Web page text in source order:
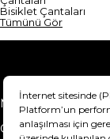
Bisiklet Çantaları
Tümünü Gör
Mesafeli Satış
Gizlilik Sözleşmesi